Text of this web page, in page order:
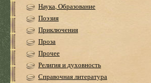
Наука, Образование
Поэзия
Приключения
Проза
Прочее
Религия и духовность
Справочная литература